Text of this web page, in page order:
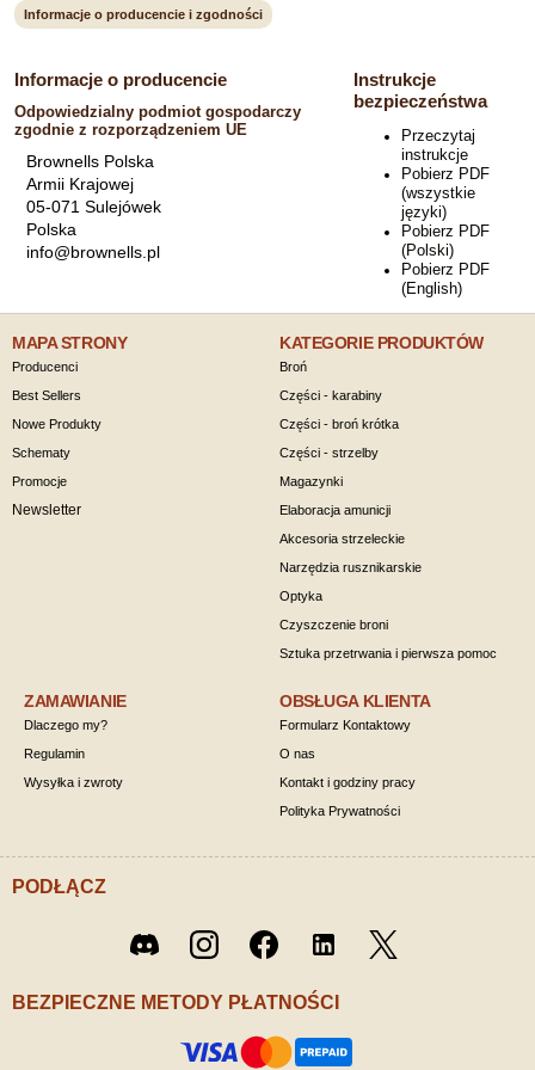
Informacje o producencie i zgodności
Informacje o producencie
Odpowiedzialny podmiot gospodarczy
zgodnie z rozporządzeniem UE
Brownells Polska
Armii Krajowej
05-071 Sulejówek
Polska
info@brownells.pl
Instrukcje
bezpieczeństwa
Przeczytaj
instrukcje
Pobierz PDF
(wszystkie
języki)
Pobierz PDF
(Polski)
Pobierz PDF
(English)
MAPA STRONY
Producenci
Best Sellers
Nowe Produkty
Schematy
Promocje
Newsletter
KATEGORIE PRODUKTÓW
Broń
Części - karabiny
Części - broń krótka
Części - strzelby
Magazynki
Elaboracja amunicji
Akcesoria strzeleckie
Narzędzia rusznikarskie
Optyka
Czyszczenie broni
Sztuka przetrwania i pierwsza pomoc
ZAMAWIANIE
Dlaczego my?
Regulamin
Wysyłka i zwroty
OBSŁUGA KLIENTA
Formularz Kontaktowy
O nas
Kontakt i godziny pracy
Polityka Prywatności
PODŁĄCZ
Discord Instagram Facebook LinkedIn
BEZPIECZNE METODY PŁATNOŚCI